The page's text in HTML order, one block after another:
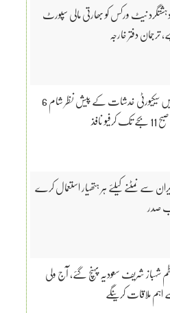
نیٹ ورکس کو بھارتی مالی سپورٹ
ترجمان دفتر خارجہ
بسیمہ میں سیکیورٹی خدشات کے پیش نظر شام 6
نافذ
سے نمٹنے کیلئے ہر ہتھیار استعمال کرے
صدر
شہباز شریف سعودیہ پہنچ گئے، آج ولی
ملاقات کرینگے